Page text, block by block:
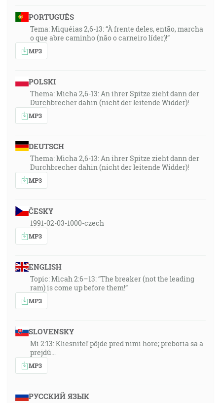
PORTUGUÊS
Tema: Miquéias 2,6-13: “À frente deles, então, marcha
o que abre caminho (não o carneiro líder)!”
MP3
POLSKI
Thema: Micha 2,6-13: An ihrer Spitze zieht dann der
Durchbrecher dahin (nicht der leitende Widder)!
MP3
DEUTSCH
Thema: Micha 2,6-13: An ihrer Spitze zieht dann der
Durchbrecher dahin (nicht der leitende Widder)!
MP3
ČESKY
1991-02-03-1000-czech
MP3
ENGLISH
Topic: Micah 2:6–13: “The breaker (not the leading
ram) is come up before them!”
MP3
SLOVENSKY
Mi 2:13: Kliesniteľ pôjde pred nimi hore; preboria sa a
prejdú…
MP3
РУССКИЙ ЯЗЫК